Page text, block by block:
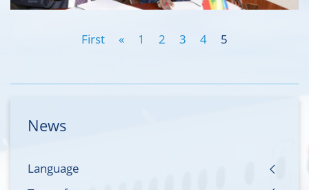
First « 1 2 3 4 5
News
Language